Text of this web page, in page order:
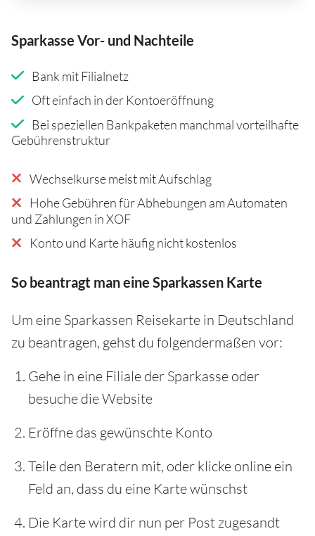
Sparkasse Vor- und Nachteile
Bank mit Filialnetz
Oft einfach in der Kontoeröffnung
Bei speziellen Bankpaketen manchmal vorteilhafte
Gebührenstruktur
Wechselkurse meist mit Aufschlag
Hohe Gebühren für Abhebungen am Automaten
und Zahlungen in XOF
Konto und Karte häufig nicht kostenlos
So beantragt man eine Sparkassen Karte
Um eine Sparkassen Reisekarte in Deutschland
zu beantragen, gehst du folgendermaßen vor:
Gehe in eine Filiale der Sparkasse oder
besuche die Website
Eröffne das gewünschte Konto
Teile den Beratern mit, oder klicke online ein
Feld an, dass du eine Karte wünschst
Die Karte wird dir nun per Post zugesandt